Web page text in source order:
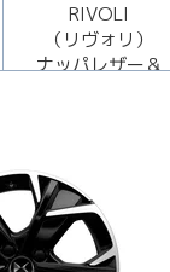
RIVOLI
（リヴォリ）
ナッパレザー＆